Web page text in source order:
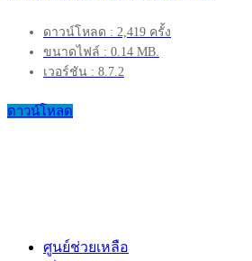
ดาวน์โหลด : 2,419 ครั้ง
ขนาดไฟล์ : 0.14 MB.
เวอร์ชัน : 8.7.2
ดาวน์โหลด
ศูนย์ช่วยเหลือ